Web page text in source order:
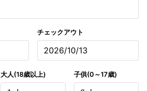
チェックアウト
2026/10/13
大人(18歳以上) 子供(0～17歳)